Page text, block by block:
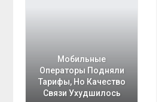
Мобильные
Операторы Подняли
Тарифы, Но Качество
Связи Ухудшилось